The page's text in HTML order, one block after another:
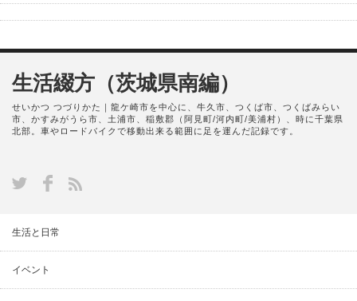
生活綴方（茨城県南編）
せいかつ つづりかた｜龍ケ崎市を中心に、牛久市、つくば市、つくばみらい
市、かすみがうら市、土浦市、稲敷郡（阿見町/河内町/美浦村）、時に千葉県
北部。車やロードバイクで移動出来る範囲に足を運んだ記録です。
生活と日常
イベント